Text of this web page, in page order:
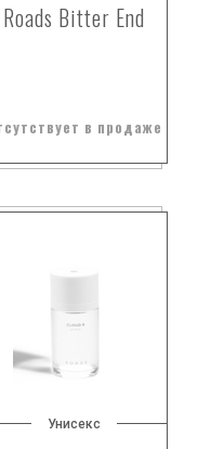
Roads Bitter End
в продаже
Унисекс